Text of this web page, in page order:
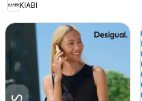
KIABI